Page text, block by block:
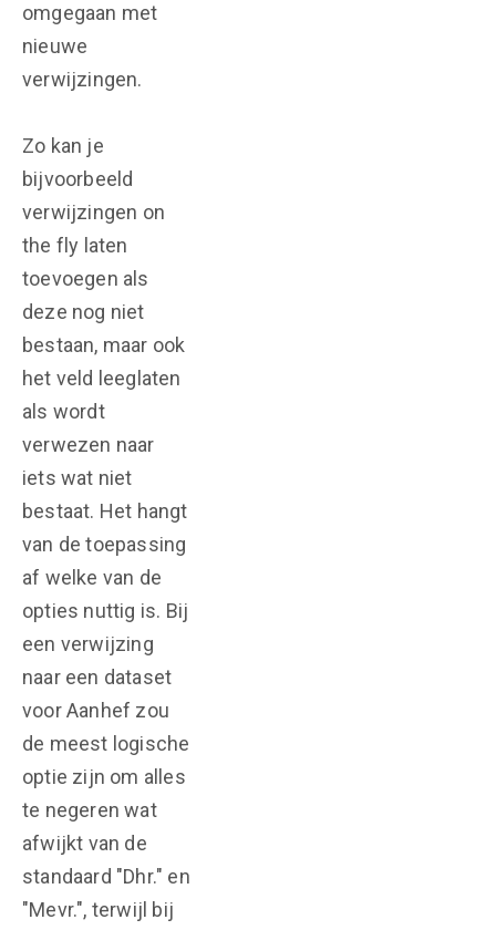
omgegaan met
nieuwe
verwijzingen.
Zo kan je
bijvoorbeeld
verwijzingen on
the fly laten
toevoegen als
deze nog niet
bestaan, maar ook
het veld leeglaten
als wordt
verwezen naar
iets wat niet
bestaat. Het hangt
van de toepassing
af welke van de
opties nuttig is. Bij
een verwijzing
naar een dataset
voor Aanhef zou
de meest logische
optie zijn om alles
te negeren wat
afwijkt van de
standaard "Dhr." en
"Mevr.", terwijl bij